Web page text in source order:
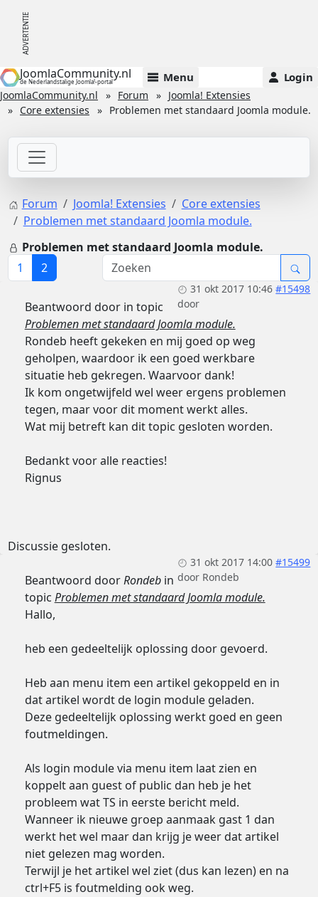
JoomlaCommunity.nl
de Nederlandstalige Joomla!-portal Menu Login
JoomlaCommunity.nl Forum
Joomla! Extensies
Core extensies
Problemen met standaard Joomla module.
Forum Joomla! Extensies
Core extensies
Problemen met standaard Joomla module.
Problemen met standaard Joomla module.
1
2
31 okt 2017 10:46 #15498
door
Beantwoord door in topic
Problemen met standaard Joomla module.
Rondeb heeft gekeken en mij goed op weg
geholpen, waardoor ik een goed werkbare
situatie heb gekregen. Waarvoor dank!
Ik kom ongetwijfeld wel weer ergens problemen
tegen, maar voor dit moment werkt alles.
Wat mij betreft kan dit topic gesloten worden.
Bedankt voor alle reacties!
Rignus
Discussie gesloten.
31 okt 2017 14:00 #15499
door Rondeb
Beantwoord doorRondebin
topic Problemen met standaard Joomla module.
Hallo,
heb een gedeeltelijk oplossing door gevoerd.
Heb aan menu item een artikel gekoppeld en in
dat artikel wordt de login module geladen.
Deze gedeeltelijk oplossing werkt goed en geen
foutmeldingen.
Als login module via menu item laat zien en
koppelt aan guest of public dan heb je het
probleem wat TS in eerste bericht meld.
Wanneer ik nieuwe groep aanmaak gast 1 dan
werkt het wel maar dan krijg je weer dat artikel
niet gelezen mag worden.
Terwijl je het artikel wel ziet (dus kan lezen) en na
ctrl+F5 is foutmelding ook weg.